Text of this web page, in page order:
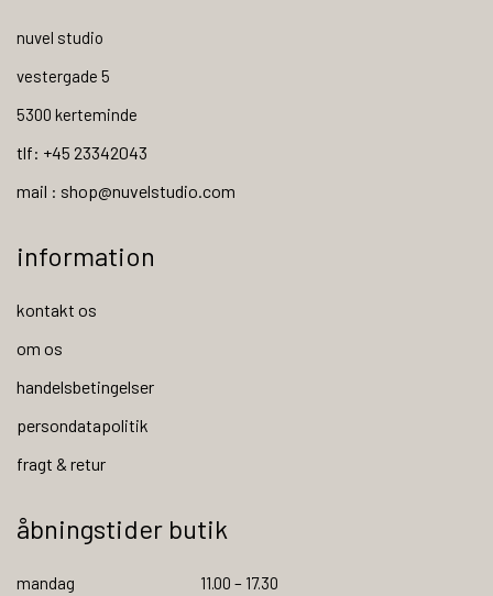
nuvel studio
vestergade 5
5300 kerteminde
tlf: +45 23342043
mail : shop@nuvelstudio.com
information
kontakt os
om os
handelsbetingelser
persondatapolitik
fragt & retur
åbningstider butik
mandag 11.00 – 17.30